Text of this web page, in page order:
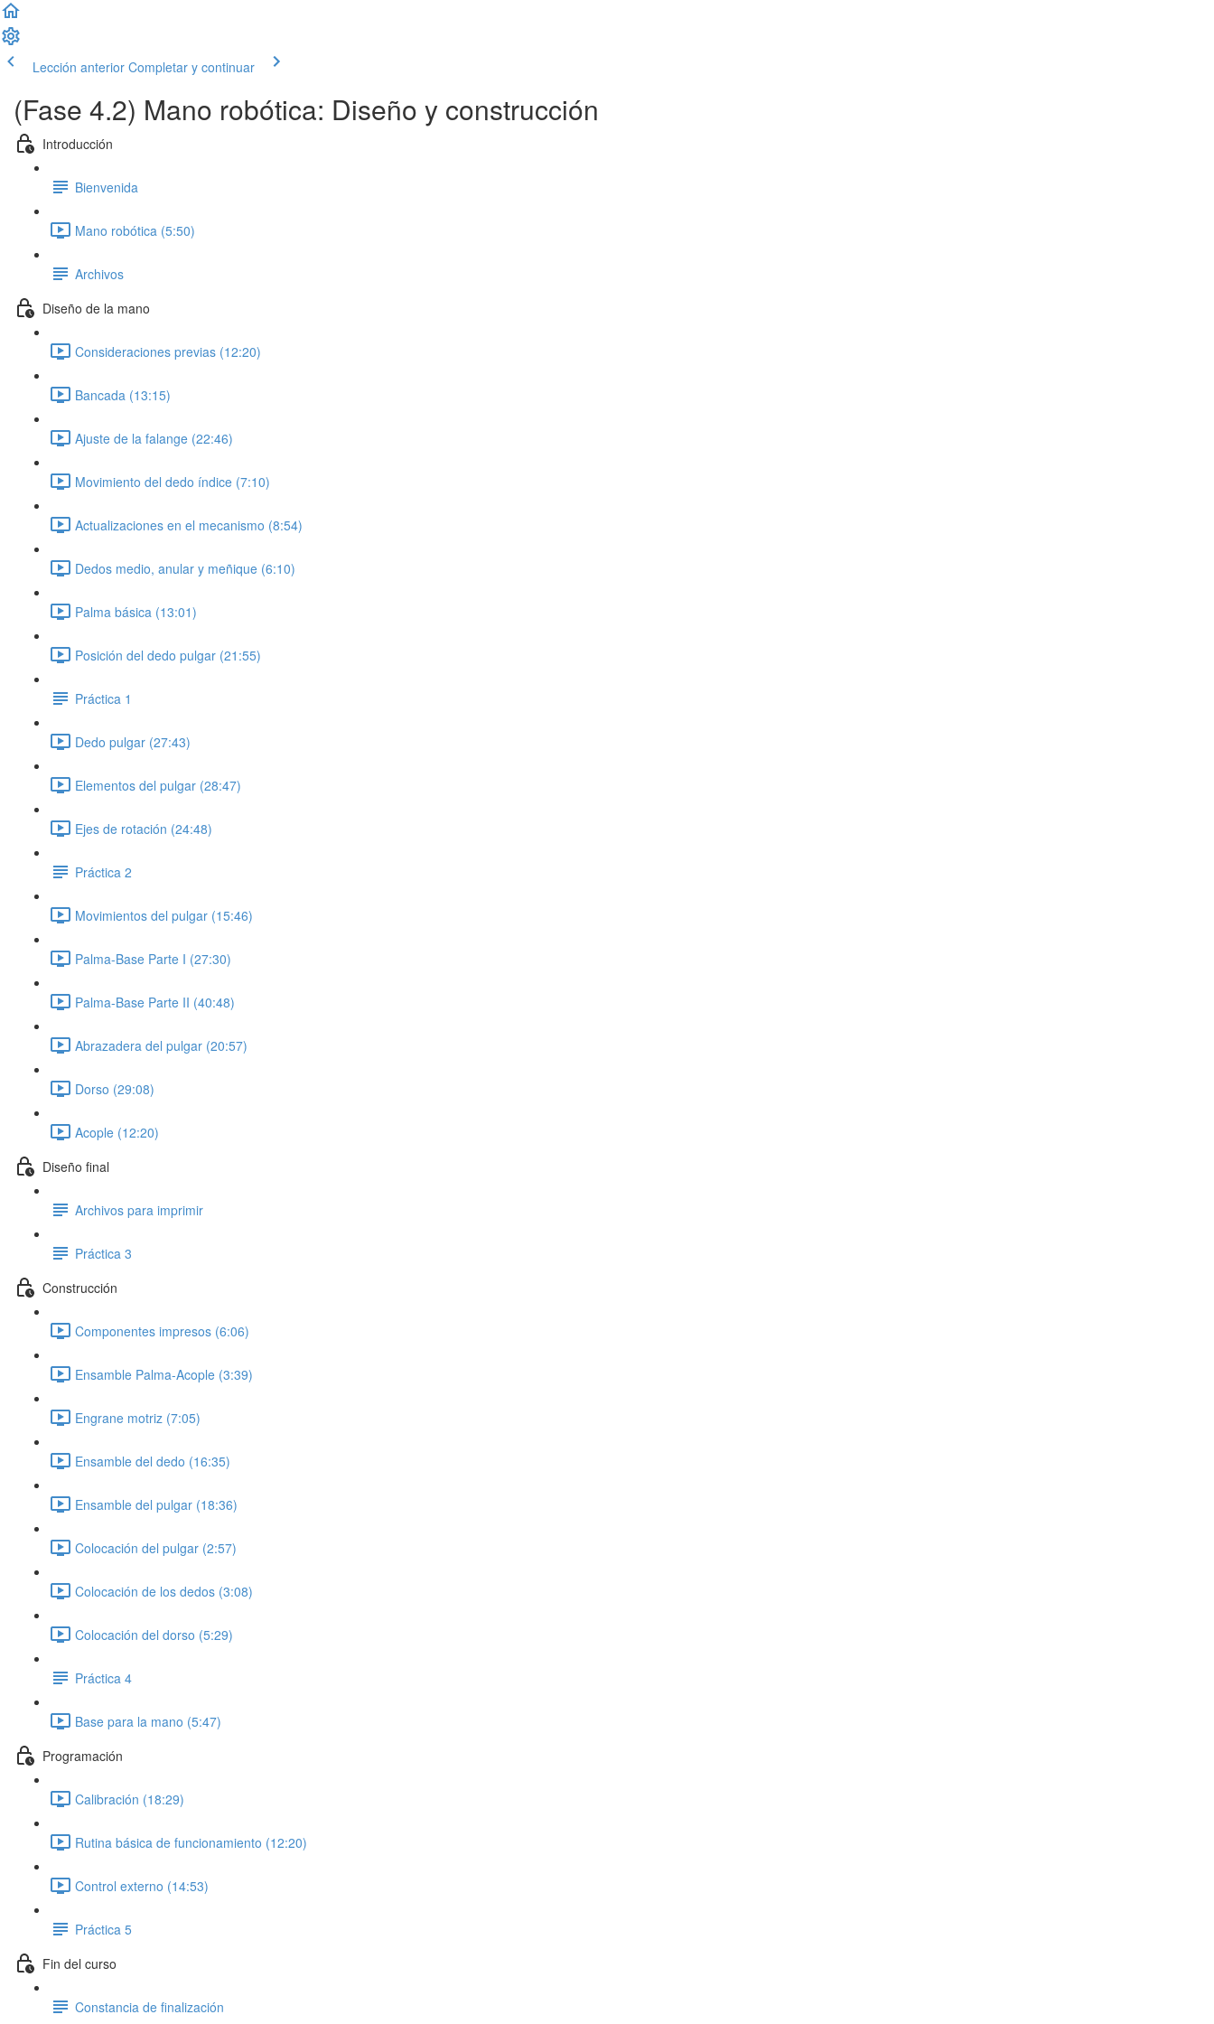
Lección anterior Completar y continuar
(Fase 4.2) Mano robótica: Diseño y construcción
Introducción
Bienvenida
Mano robótica (5:50)
Archivos
Diseño de la mano
Consideraciones previas (12:20)
Bancada (13:15)
Ajuste de la falange (22:46)
Movimiento del dedo índice (7:10)
Actualizaciones en el mecanismo (8:54)
Dedos medio, anular y meñique (6:10)
Palma básica (13:01)
Posición del dedo pulgar (21:55)
Práctica 1
Dedo pulgar (27:43)
Elementos del pulgar (28:47)
Ejes de rotación (24:48)
Práctica 2
Movimientos del pulgar (15:46)
Palma-Base Parte I (27:30)
Palma-Base Parte II (40:48)
Abrazadera del pulgar (20:57)
Dorso (29:08)
Acople (12:20)
Diseño final
Archivos para imprimir
Práctica 3
Construcción
Componentes impresos (6:06)
Ensamble Palma-Acople (3:39)
Engrane motriz (7:05)
Ensamble del dedo (16:35)
Ensamble del pulgar (18:36)
Colocación del pulgar (2:57)
Colocación de los dedos (3:08)
Colocación del dorso (5:29)
Práctica 4
Base para la mano (5:47)
Programación
Calibración (18:29)
Rutina básica de funcionamiento (12:20)
Control externo (14:53)
Práctica 5
Fin del curso
Constancia de finalización